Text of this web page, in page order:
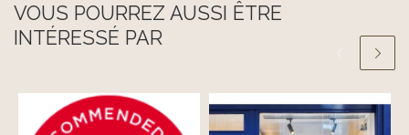
VOUS POURREZ AUSSI ÊTRE
INTÉRESSÉ PAR